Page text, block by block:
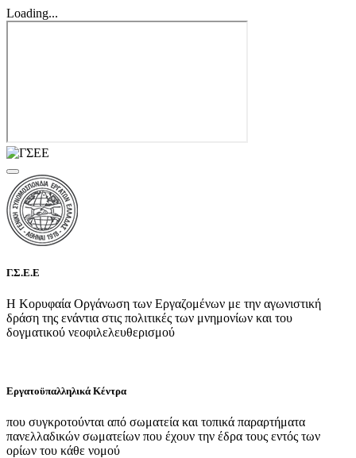
Loading...
Γ.Σ.Ε.Ε
Η Κορυφαία Οργάνωση των Εργαζομένων με την αγωνιστική
δράση της ενάντια στις πολιτικές των μνημονίων και του
δογματικού νεοφιλελευθερισμού
Εργατοϋπαλληλικά Κέντρα
που συγκροτούνται από σωματεία και τοπικά παραρτήματα
πανελλαδικών σωματείων που έχουν την έδρα τους εντός των
ορίων του κάθε νομού